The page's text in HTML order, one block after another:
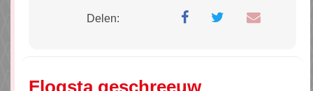
Delen:
Flogsta geschreeuw